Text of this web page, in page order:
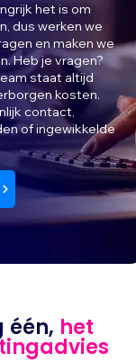
het is om
dus werken we
en maken we
Heb je vragen?
staat altijd
kosten.
contact,
of ingewikkelde
één, het